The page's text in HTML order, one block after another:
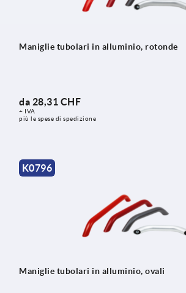
Maniglie tubolari in alluminio, rotonde
da 28,31 CHF
+ IVA
più le spese di spedizione
K0796
Maniglie tubolari in alluminio, ovali